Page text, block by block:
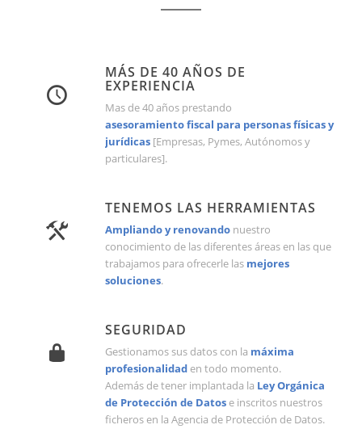
MÁS DE 40 AÑOS DE
EXPERIENCIA
Mas de 40 años prestando
asesoramiento fiscal para personas físicas y
jurídicas [Empresas, Pymes, Autónomos y
particulares].
TENEMOS LAS HERRAMIENTAS
Ampliando y renovandonuestro
conocimiento de las diferentes áreas en las que
trabajamos para ofrecerle las mejores
soluciones.
SEGURIDAD
Gestionamos sus datos con la máxima
profesionalidaden todo momento.
Además de tener implantada la Ley Orgánica
de Protección de Datose inscritos nuestros
ficheros en la Agencia de Protección de Datos.